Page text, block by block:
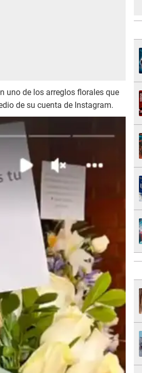
uno de los arreglos florales que
de su cuenta de Instagram.